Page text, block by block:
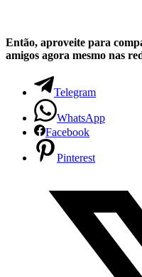
Então, aproveite para
amigos agora mesmo nas
Telegram
WhatsApp
Facebook
Pinterest